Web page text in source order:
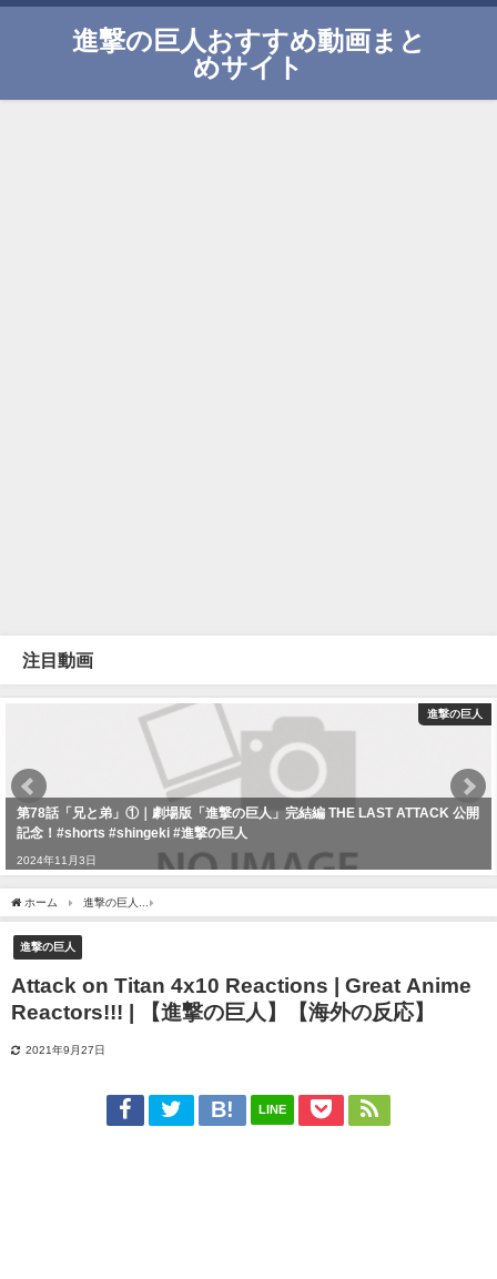
進撃の巨人おすすめ動画まと
めサイト
注目動画
進撃の巨人
第78話「兄と弟」①｜劇場版「進撃の巨人」完結編 THE LAST ATTACK 公開
記念！#shorts #shingeki #進撃の巨人
2024年11月3日
ホーム 進撃の巨人
進撃の巨人
Attack on Titan 4x10 Reactions | Great Anime
Reactors!!! | 【進撃の巨人】【海外の反応】
2021年9月27日
LINE